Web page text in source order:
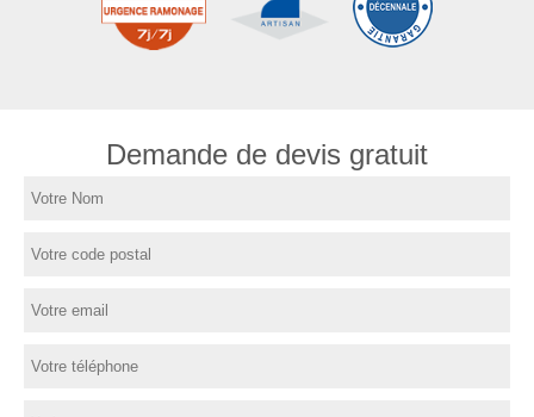
Demande de devis gratuit